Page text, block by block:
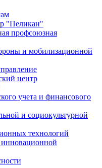
"Пеликан"
профсоюзная
и мобилизационной
центр
учета и финансового
и социокультурной
технологий